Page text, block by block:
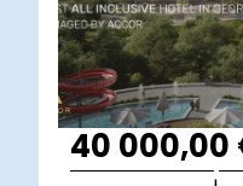
40 000,00